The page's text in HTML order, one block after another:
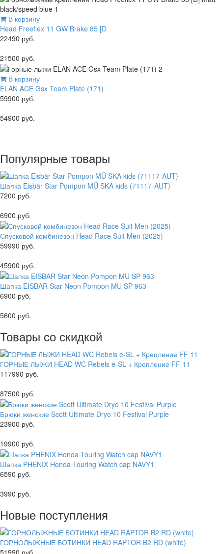
В корзину
Head Freeflex 11 GW Brake 85 [D
22490 руб.
21500 руб.
В корзину
ELAN ACE Gsx Team Plate (171)
59900 руб.
54900 руб.
Популярные товары
Шапка Eisbär Star Pompon MÜ SKA kids (71117-AUT)
7200 руб.
6900 руб.
Спусковой комбинезон Head Race Suit Men (2025)
59990 руб.
45900 руб.
Шапка EISBAR Star Neon Pompon MU SP 963
6900 руб.
5600 руб.
Товары со скидкой
ГОРНЫЕ ЛЫЖИ HEAD WC Rebels e-SL + Крепление FF 11
117990 руб.
87500 руб.
Брюки женские Scott Ultimate Dryo 10 Festival Purple
23900 руб.
19900 руб.
Шапка PHENIX Honda Touring Watch cap NAVY1
6590 руб.
3990 руб.
Новые поступления
ГОРНОЛЫЖНЫЕ БОТИНКИ HEAD RAPTOR B2 RD (white)
51990 руб.